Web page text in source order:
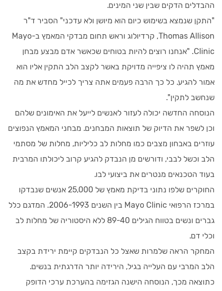
ההבדלים הדקים שבין שני המינים.
"התקן שנמצא בשימוש כיום הוא מיושן ולא עדכני" הסביר ד"ר
Thomas Allison, קרדיולוג וראש תחום מבדקי המאמץ ב-Mayo
Clinic. "אנחנו רוצים להיות בטוחים שכאשר אדם מבצע מבחן
מאמץ תהיה לו ציפייה מדויקת באשר לקצב הלב התקין אליו הוא
אמור להגיע. כל כך הרבה פעמים אתה צריך לכייל מחדש את מה
שנחשב לתקין".
הנוסחה החדשה יכולה לעזור לאנשים לייעל את האימונים שלהם
וכן לשפר את הדיוק של תוצאות המבחנים. מבחני המאמץ הנפוצים
עוזרים באבחון מצבים כמו מחלות לב כליליות, מחלות של מסתמי
הלב וכשל לבבי, ודורשים מן הנבדק להגיע קרוב ליכולתו המרבית
בעוד הטכנאים מנטרים את ביצועי לבו.
החוקרים שלפו נתוני בדיקת מאמץ של 25,000 אנשים שנבדקו
במרכז הרפואי Mayo Clinic בין השנים 2006-1993. המדגם כלל
גברים ונשים בטווח הגילים 89-40 ללא היסטוריה של מחלות לב
וכלי דם.
המחקר הראה שלמרות שאצל כל הנבדקים קיימת ירידת בקצב
הלב המרבי עם העלייה בגיל, הירידה יותר הדרגתית בנשים.
כתוצאה מכך, הנוסחה הישנה הגזימה בהערכת ערכי הדופק